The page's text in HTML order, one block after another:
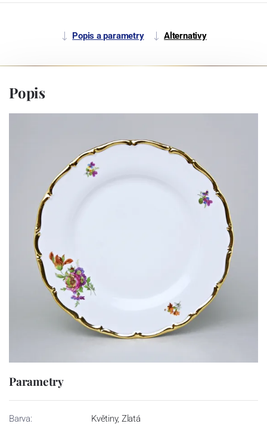
Popis a parametry Alternativy
Popis
Parametry
Barva: Květiny, Zlatá